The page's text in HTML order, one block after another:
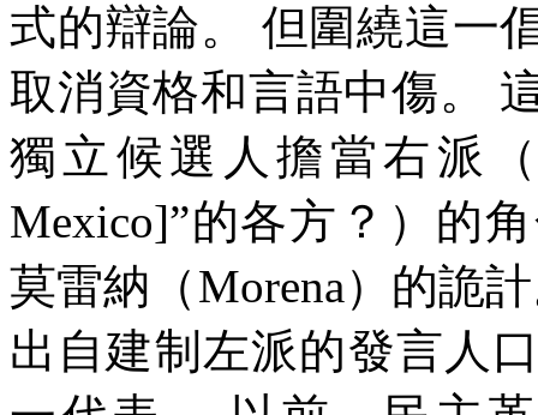
式的辯論。
但圍繞這一
取消資格和言語中傷。
獨立候選人擔當右派
Mexico]”的各方？）的
莫雷納（Morena）的詭
出自建制左派的發言人